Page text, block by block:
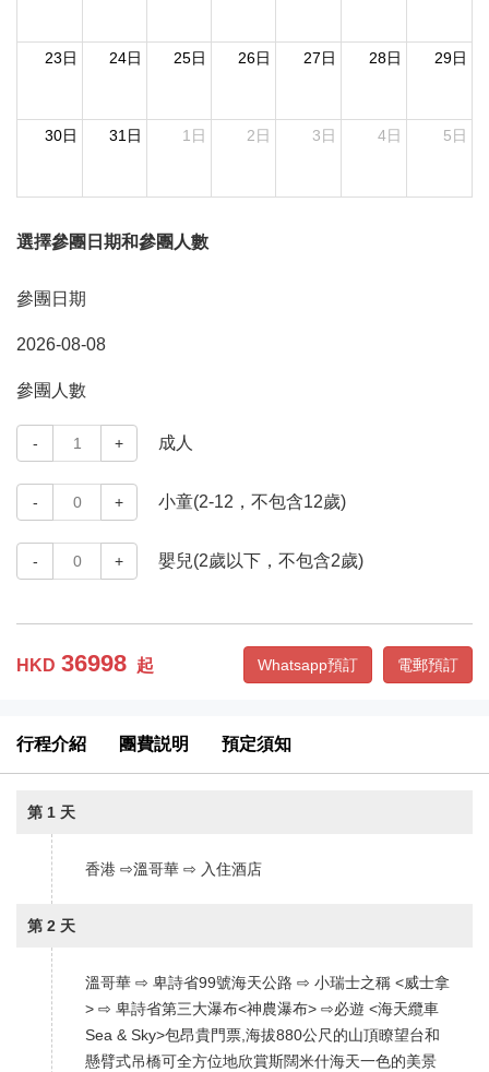
23日 24日 25日 26日 27日 28日 29日
30日 31日 1日 2日 3日 4日 5日
選擇參團日期和參團人數
參團日期
2026-08-08
參團人數
- 1 + 成人
- 0 + 小童(2-12，不包含12歲)
- 0 + 嬰兒(2歲以下，不包含2歲)
HKD 36998 起 Whatsapp預訂 電郵預訂
行程介紹 團費説明 預定須知
第 1 天
香港 ⇨溫哥華 ⇨ 入住酒店
第 2 天
溫哥華 ⇨ 卑詩省99號海天公路 ⇨ 小瑞士之稱 <威士拿
> ⇨ 卑詩省第三大瀑布<神農瀑布> ⇨必遊 <海天纜車
Sea & Sky>包昂貴門票,海拔880公尺的山頂瞭望台和
懸臂式吊橋可全方位地欣賞斯闊米什海天一色的美景